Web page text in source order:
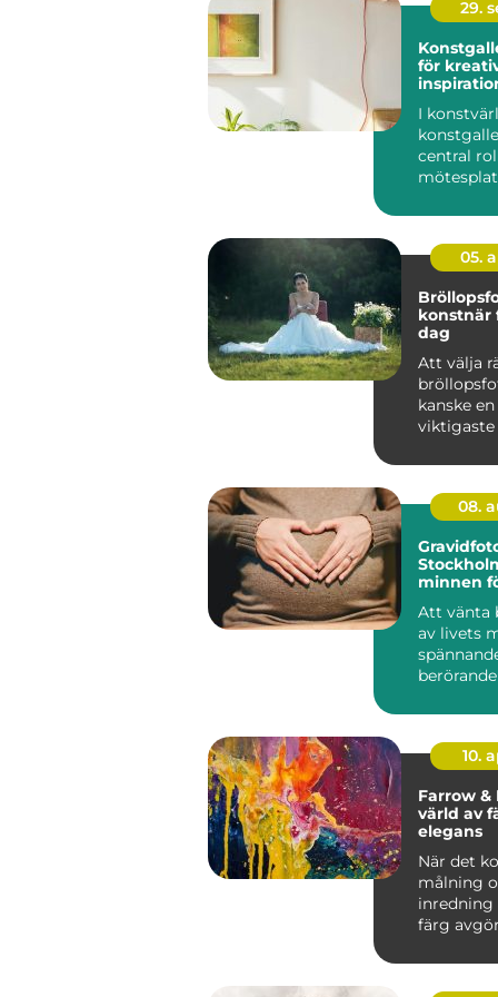
29.
för
I
central
05.
konstnär
dag
Att välja
kanske
viktigaste
08.
minnen
Att vänta
av livets
10.
Farrow &
värld av
elegans
När det
målning
inredning
färg
och...